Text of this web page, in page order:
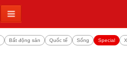
Bất động sản Quốc tế Sống Special